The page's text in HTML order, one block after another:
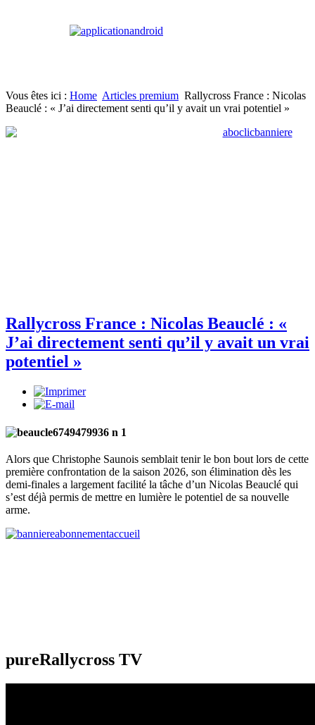
Vous êtes ici : Home Articles premium Rallycross France : Nicolas
Beauclé : « J’ai directement senti qu’il y avait un vrai potentiel »
Rallycross France : Nicolas Beauclé : «
J’ai directement senti qu’il y avait un vrai
potentiel »
Alors que Christophe Saunois semblait tenir le bon bout lors de cette
première confrontation de la saison 2026, son élimination dès les
demi-finales a largement facilité la tâche d’un Nicolas Beauclé qui
s’est déjà permis de mettre en lumière le potentiel de sa nouvelle
arme.
pureRallycross TV